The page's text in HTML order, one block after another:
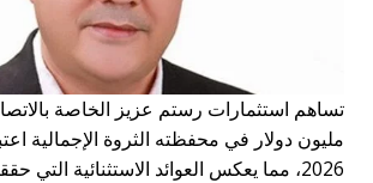
مليون دولار في محفظته الثروة الإجمالية
2026، مما يعكس العوائد الاستثنائية التي